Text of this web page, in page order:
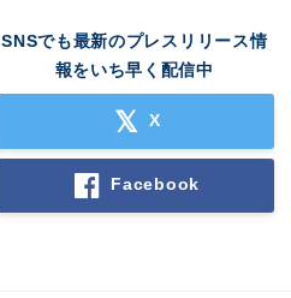
SNSでも最新のプレスリリース情
報をいち早く配信中
X
Facebook